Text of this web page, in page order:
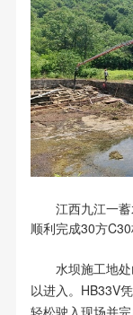
江西九江一
顺利完成30方C30
水坝施工地
以进入。HB33V